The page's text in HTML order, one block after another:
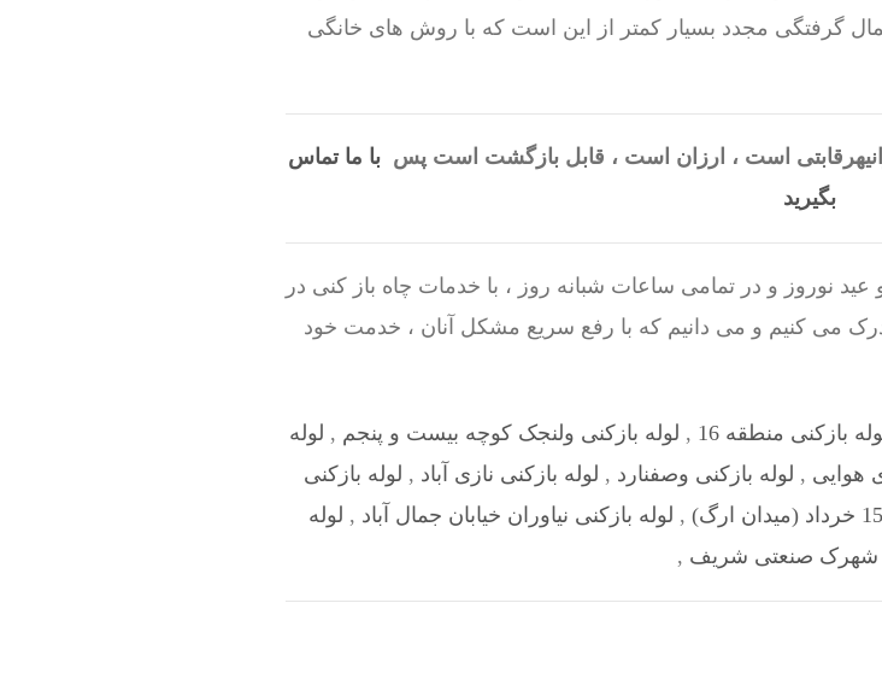
گرفتگی مجدد بسیار کمتر از این است که با روش های خانگی
است ، ارزان است ، قابل بازگشت است پس با ما تماس
بگیرید
نوروز و در تمامی ساعات شبانه روز ، با خدمات چاه باز کنی در
می کنیم و می دانیم که با رفع سریع مشکل آنان ، خدمت خود
بازکنی منطقه 16 , لوله بازکنی ولنجک کوچه بیست و پنجم , لوله
هوایی , لوله بازکنی وصفنارد , لوله بازکنی نازی آباد , لوله بازکنی
, لوله بازکنی نیاوران خیابان جمال آباد , لوله
شهرک صنعتی شریف ,